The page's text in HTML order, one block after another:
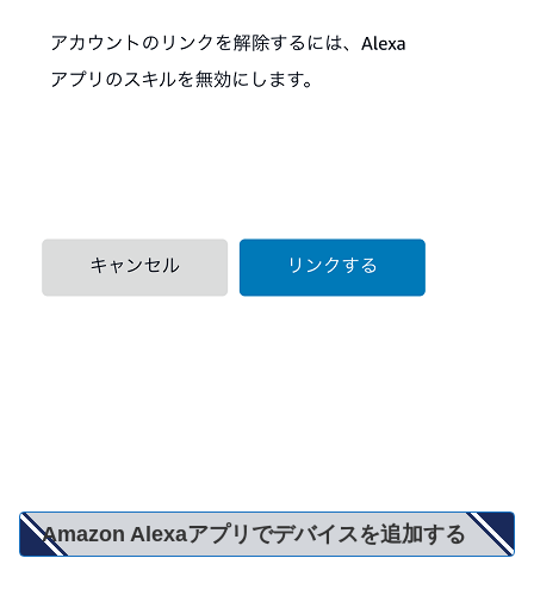
Amazon Alexaアプリでデバイスを追加する